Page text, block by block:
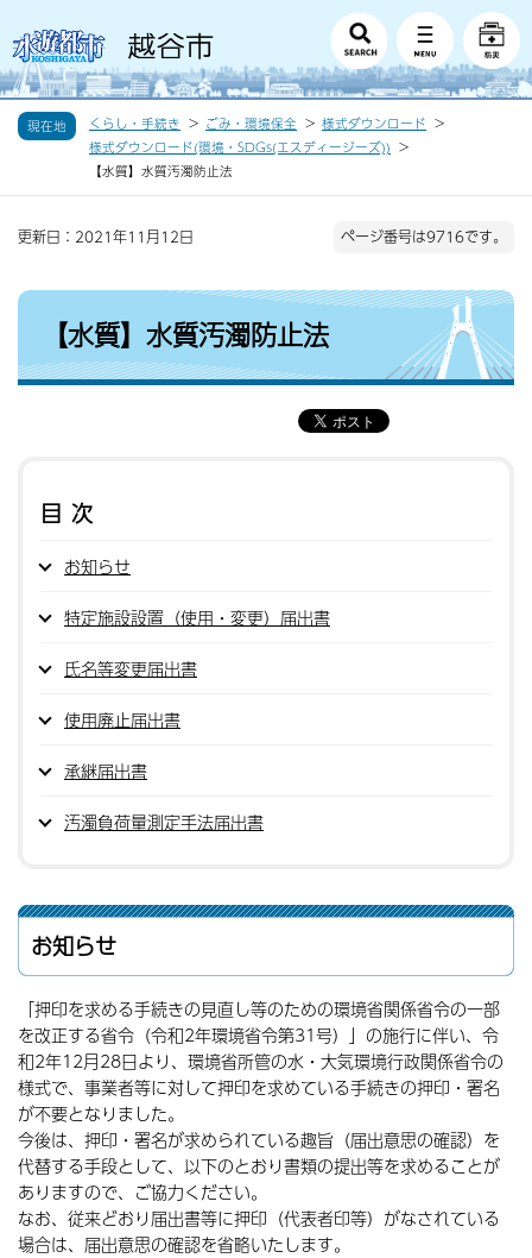
現在地 くらし・手続き ごみ・環境保全
様式ダウンロード
様式ダウンロード(環境・SDGs(エスディージーズ))
【水質】水質汚濁防止法
更新日：2021年11月12日 ページ番号は9716です。
【水質】水質汚濁防止法
目次
お知らせ
特定施設設置（使用・変更）届出書
氏名等変更届出書
使用廃止届出書
承継届出書
汚濁負荷量測定手法届出書
お知らせ
「押印を求める手続きの見直し等のための環境省関係省令の一部
を改正する省令（令和2年環境省令第31号）」の施行に伴い、令
和2年12月28日より、環境省所管の水・大気環境行政関係省令の
様式で、事業者等に対して押印を求めている手続きの押印・署名
が不要となりました。
今後は、押印・署名が求められている趣旨（届出意思の確認）を
代替する手段として、以下のとおり書類の提出等を求めることが
ありますので、ご協力ください。
なお、従来どおり届出書等に押印（代表者印等）がなされている
場合は、届出意思の確認を省略いたします。